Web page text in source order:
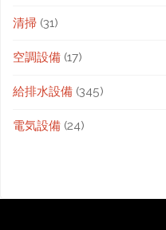
清掃 (31)
空調設備 (17)
給排水設備 (345)
電気設備 (24)